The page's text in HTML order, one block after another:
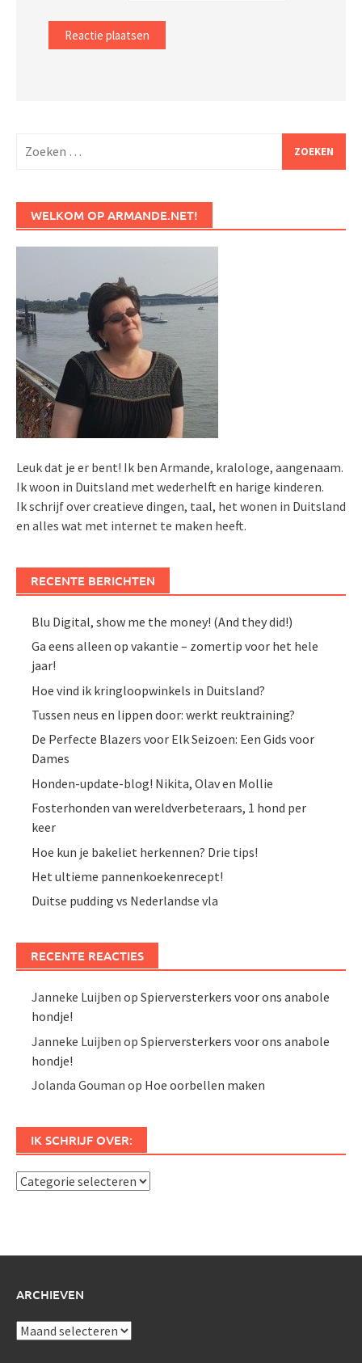
naar:
WELKOM OP ARMANDE.NET!
Leuk dat je er bent! Ik ben Armande, kralologe, aangenaam.
Ik woon in Duitsland met wederhelft en harige kinderen.
Ik schrijf over creatieve dingen, taal, het wonen in Duitsland
en alles wat met internet te maken heeft.
RECENTE BERICHTEN
Blu Digital, show me the money! (And they did!)
Ga eens alleen op vakantie – zomertip voor het hele
jaar!
Hoe vind ik kringloopwinkels in Duitsland?
Tussen neus en lippen door: werkt reuktraining?
De Perfecte Blazers voor Elk Seizoen: Een Gids voor
Dames
Honden-update-blog! Nikita, Olav en Mollie
Fosterhonden van wereldverbeteraars, 1 hond per
keer
Hoe kun je bakeliet herkennen? Drie tips!
Het ultieme pannenkoekenrecept!
Duitse pudding vs Nederlandse vla
RECENTE REACTIES
Janneke Luijben opSpierversterkers voor ons anabole
hondje!
Janneke Luijben opSpierversterkers voor ons anabole
hondje!
Jolanda Gouman op Hoe oorbellen maken
IK SCHRIJF OVER:
Ik
ARCHIEVEN
Archieven